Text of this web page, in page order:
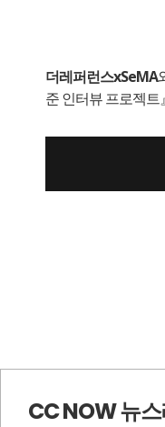
더레퍼런스xSeMA
준 인터뷰 프로젝트
CC NOW 뉴